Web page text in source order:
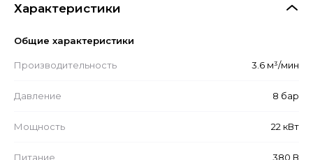
Характеристики
Общие характеристики
Производительность 3.6 м³/мин
Давление 8 бар
Мощность 22 кВт
Питание 380 В